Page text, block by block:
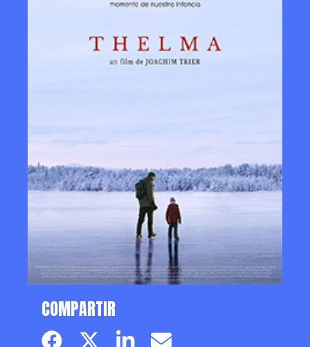
COMPARTIR
Facebook pageTwitter page
LinkedinEmail